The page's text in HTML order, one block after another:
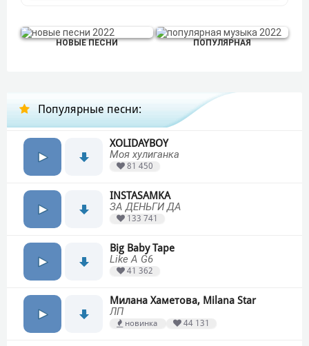
НОВЫЕ ПЕСНИ ПОПУЛЯРНАЯ
Популярные песни:
XOLIDAYBOY
Моя хулиганка
81 450
INSTASAMKA
ЗА ДЕНЬГИ ДА
133 741
Big Baby Tape
Like A G6
41 362
Милана Хаметова, Milana Star
ЛП
новинка 44 131